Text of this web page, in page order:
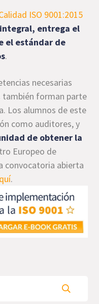
ISO 9001:2015
entrega el
el estándar de
.
necesarias
también forman parte
Los alumnos de este
como auditores, y
de obtener la
Europeo de
convocatoria abierta
.